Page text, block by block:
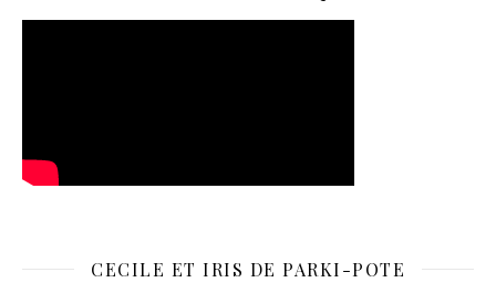
CECILE ET IRIS DE PARKI-POTE